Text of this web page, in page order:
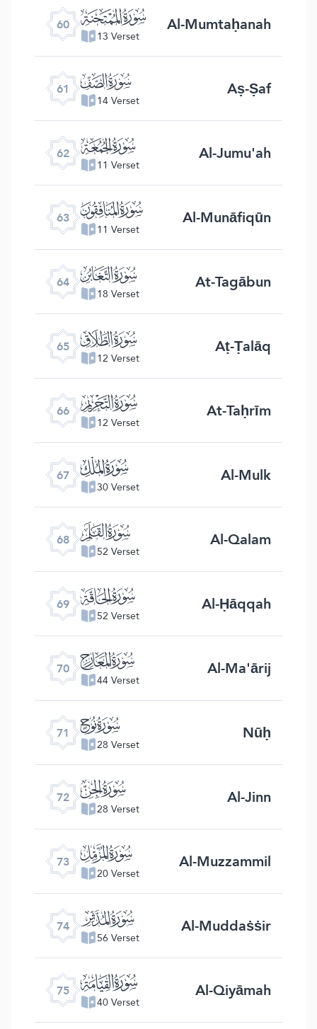
60 ﯩ
13 Verset Al-Mumtaḥanah
61 ﯪ
14 Verset Aṣ-Ṣaf
62 ﯫ
11 Verset Al-Jumu'ah
63 ﯬ
11 Verset Al-Munāfiqūn
64 ﯭ
18 Verset At-Tagābun
65 ﯮ
12 Verset Aṭ-Ṭalāq
66 ﯯ
12 Verset At-Taḥrīm
67 ﯰ
30 Verset Al-Mulk
68 ﯱ
52 Verset Al-Qalam
69 ﯲ
52 Verset Al-Ḥāqqah
70 ﯳ
44 Verset Al-Ma'ārij
71 ﯴ
28 Verset Nūḥ
72 ﯵ
28 Verset Al-Jinn
73 ﯶ
20 Verset Al-Muzzammil
74 ﯷ
56 Verset Al-Muddaṡṡir
75 ﯸ
40 Verset Al-Qiyāmah